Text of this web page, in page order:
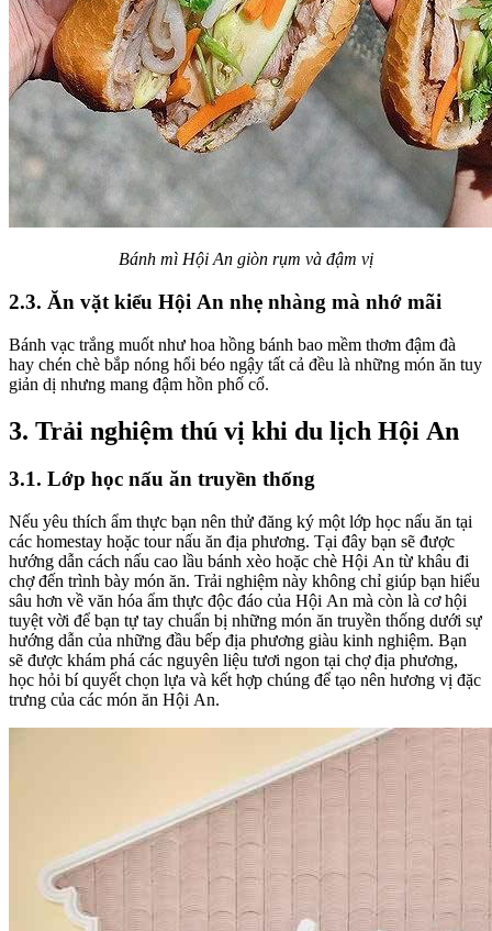
Bánh mì Hội An giòn rụm và đậm vị
2.3. Ăn vặt kiểu Hội An nhẹ nhàng mà nhớ mãi
Bánh vạc trắng muốt như hoa hồng bánh bao mềm thơm đậm đà
hay chén chè bắp nóng hổi béo ngậy tất cả đều là những món ăn tuy
giản dị nhưng mang đậm hồn phố cổ.
3. Trải nghiệm thú vị khi du lịch Hội An
3.1. Lớp học nấu ăn truyền thống
Nếu yêu thích ẩm thực bạn nên thử đăng ký một lớp học nấu ăn tại
các homestay hoặc tour nấu ăn địa phương. Tại đây bạn sẽ được
hướng dẫn cách nấu cao lầu bánh xèo hoặc chè Hội An từ khâu đi
chợ đến trình bày món ăn. Trải nghiệm này không chỉ giúp bạn hiểu
sâu hơn về văn hóa ẩm thực độc đáo của Hội An mà còn là cơ hội
tuyệt vời để bạn tự tay chuẩn bị những món ăn truyền thống dưới sự
hướng dẫn của những đầu bếp địa phương giàu kinh nghiệm. Bạn
sẽ được khám phá các nguyên liệu tươi ngon tại chợ địa phương,
học hỏi bí quyết chọn lựa và kết hợp chúng để tạo nên hương vị đặc
trưng của các món ăn Hội An.